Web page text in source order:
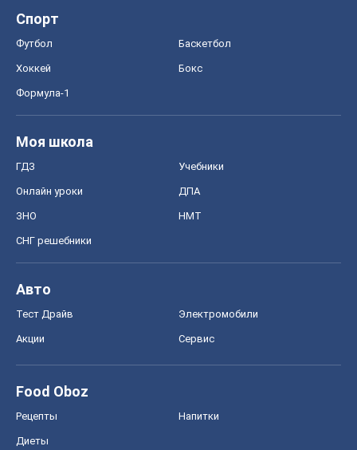
Спорт
Футбол Баскетбол
Хоккей Бокс
Формула-1
Моя школа
ГДЗ Учебники
Онлайн уроки ДПА
ЗНО НМТ
СНГ решебники
Авто
Тест Драйв Электромобили
Акции Сервис
Food Oboz
Рецепты Напитки
Диеты